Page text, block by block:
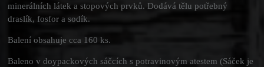
minerálních látek a stopových prvků. Dodává tělu potřebný
draslík, fosfor a sodík.
Balení obsahuje cca 160 ks.
Baleno v doypackových sáčcích s potravinovým atestem (Sáček je